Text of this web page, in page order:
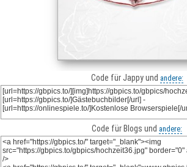
Code für Jappy und andere:
Code für Blogs und andere: